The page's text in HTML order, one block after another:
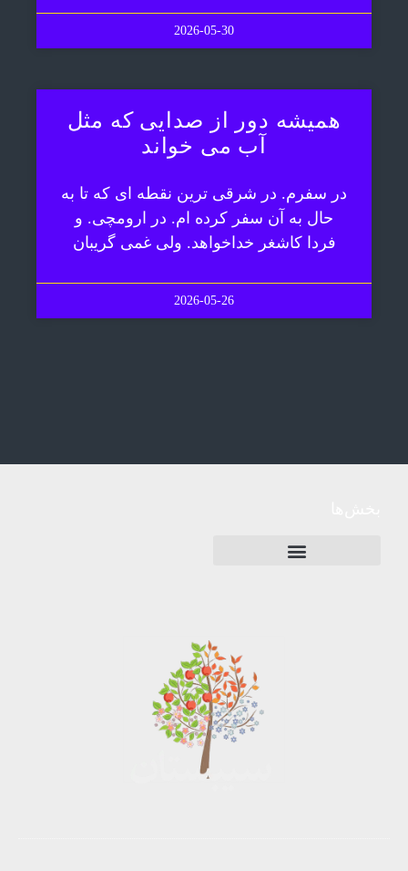
2026-05-30
همیشه دور از صدایی که مثل
آب می خواند
در سفرم. در شرقی ترین نقطه ای که تا به
حال به آن سفر کرده ام. در ارومچی. و
فردا کاشغر خداخواهد. ولی غمی گریبان
2026-05-26